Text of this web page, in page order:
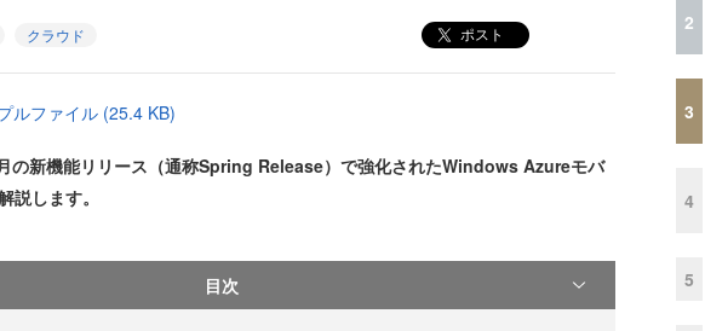
クラウド ポスト
ルファイル (25.4 KB)
の新機能リリース（通称Spring Release）で強化されたWindows Azureモバ
説します。
目次
2
3
4
5